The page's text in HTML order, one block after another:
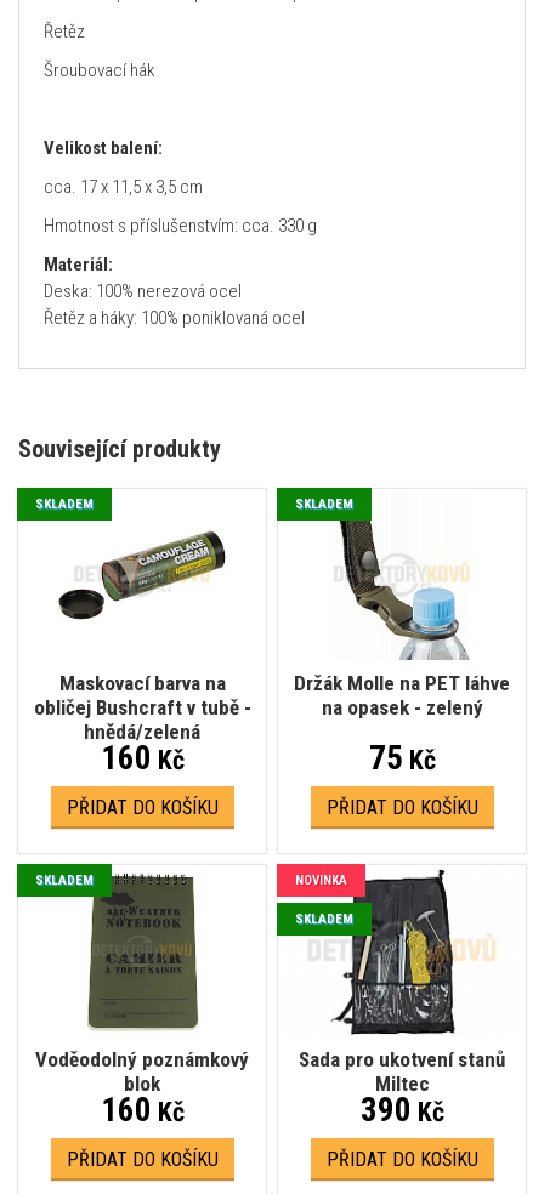
Řetěz
Šroubovací hák
Velikost balení:
cca. 17 x 11,5 x 3,5 cm
Hmotnost s příslušenstvím: cca. 330 g
Materiál:
Deska: 100% nerezová ocel
Řetěz a háky: 100% poniklovaná ocel
Související produkty
Maskovací barva na
obličej Bushcraft v tubě -
hnědá/zelená
SKLADEM
160 Kč
PŘIDAT DO KOŠÍKU
Držák Molle na PET láhve
na opasek - zelený
SKLADEM
75 Kč
PŘIDAT DO KOŠÍKU
Voděodolný poznámkový
blok
SKLADEM
160 Kč
PŘIDAT DO KOŠÍKU
Sada pro ukotvení stanů
Miltec
NOVINKA
SKLADEM
390 Kč
PŘIDAT DO KOŠÍKU